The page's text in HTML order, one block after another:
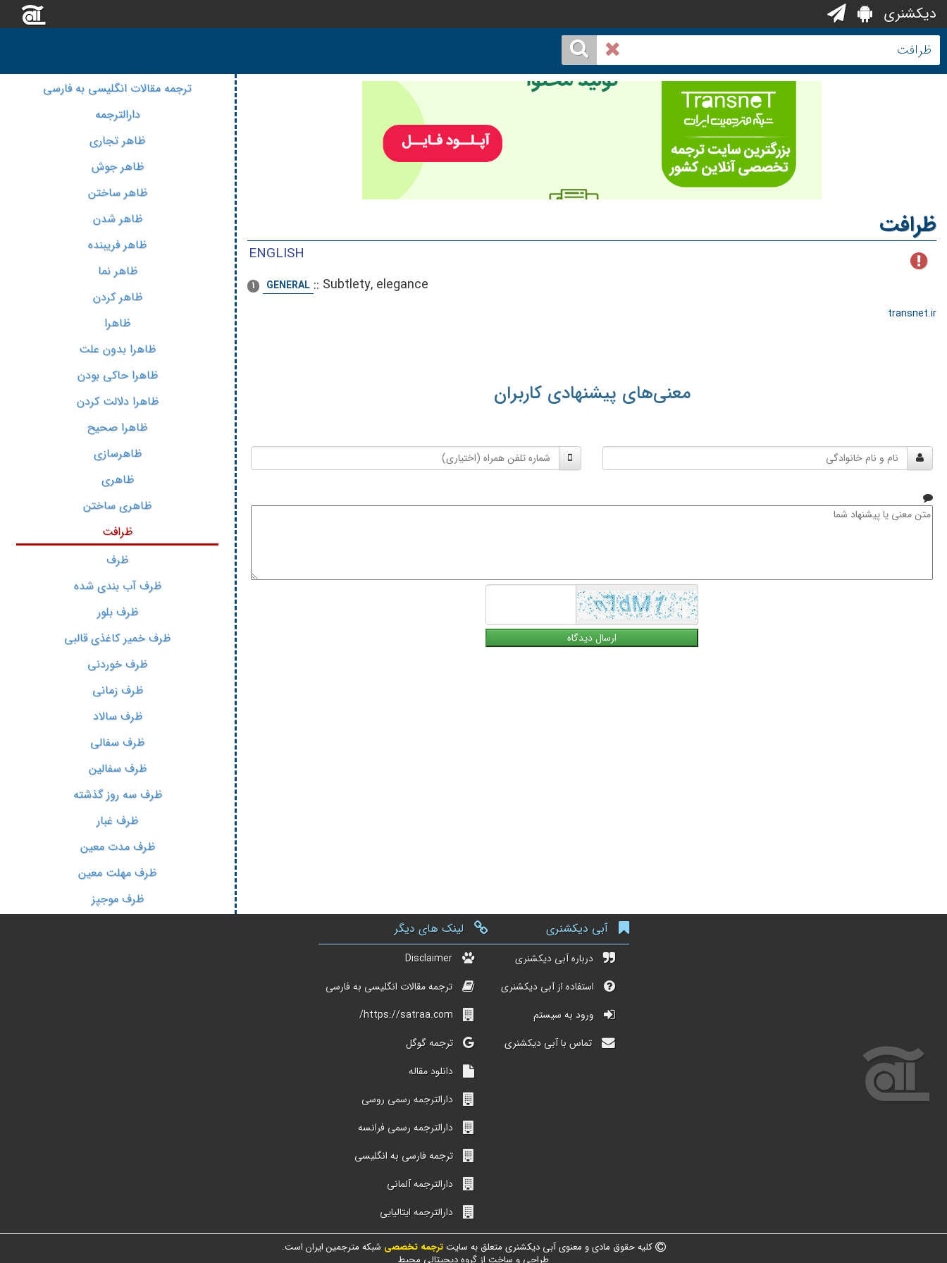
دیکشنری
ظرافت
ENGLISH
1 GENERAL :: Subtlety, elegance
transnet.ir
معنی‌های پیشنهادی کاربران
و
شماره
تلفن
متن
ترجمه مقالات انگلیسی به فارسی
دارالترجمه
ظاهر تجاری
ظاهر جوش
ظاهر ساختن
ظاهر شدن
ظاهر فریبنده
ظاهر نما
ظاهر کردن
ظاهرا
ظاهرا بدون علت
ظاهرا حاکی بودن
ظاهرا دلالت کردن
ظاهرا صحیح
ظاهرسازی
ظاهری
ظاهری ساختن
ظرافت
ظرف
ظرف آب بندی شده
ظرف بلور
ظرف خمیر کاغذی قالبی
ظرف خوردنی
ظرف زمانی
ظرف سالاد
ظرف سفالی
ظرف سفالین
ظرف سه روز گذشته
ظرف غبار
ظرف مدت معین
ظرف مهلت معین
ظرف موجپز
آبی دیکشنری
درباره آبی دیکشنری
استفاده از آبی دیکشنری
ورود به سیستم
تماس با آبی دیکشنری
لینک های دیگر
Disclaimer
ترجمه مقالات انگلیسی به فارسی
https://satraa.com/
ترجمه گوگل
دانلود مقاله
دارالترجمه رسمی روسی
دارالترجمه رسمی فرانسه
ترجمه فارسی به انگلیسی
دارالترجمه آلمانی
دارالترجمه ایتالیایی
کلیه حقوق مادی و معنوی آبی دیکشنری متعلق به سایتترجمه تخصصی شبکه مترجمین ایران است.
طراحی و ساخت از گروه دیجیتالی محیط